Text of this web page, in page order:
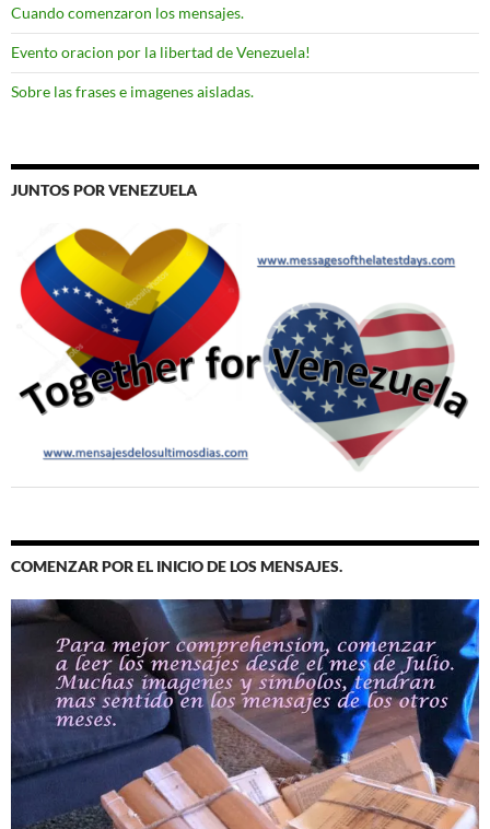
Cuando comenzaron los mensajes.
Evento oracion por la libertad de Venezuela!
Sobre las frases e imagenes aisladas.
JUNTOS POR VENEZUELA
COMENZAR POR EL INICIO DE LOS MENSAJES.